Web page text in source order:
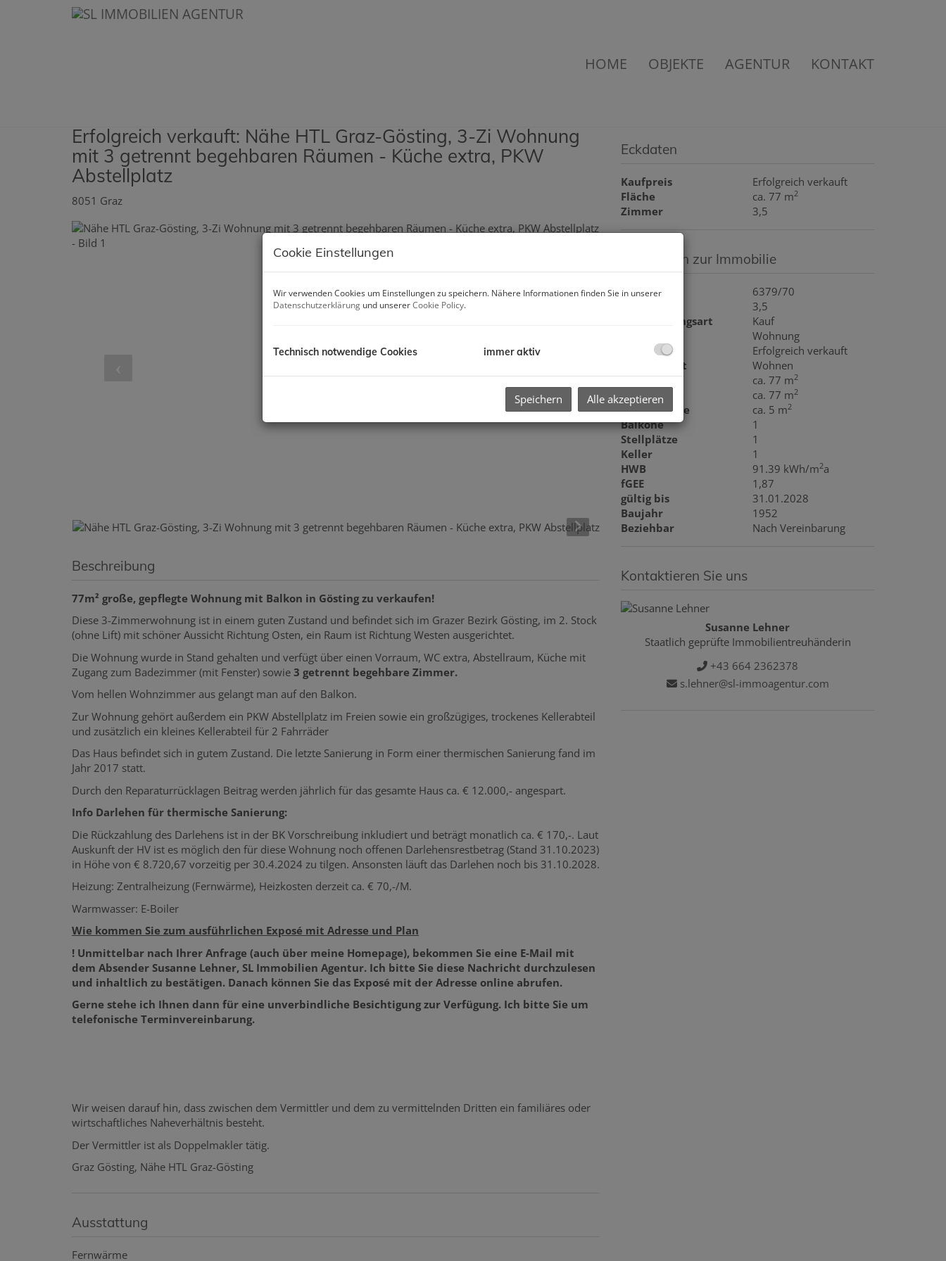
HOME OBJEKTE AGENTUR KONTAKT
Erfolgreich verkauft: Nähe HTL Graz-Gösting, 3-Zi Wohnung
mit 3 getrennt begehbaren Räumen - Küche extra, PKW
Abstellplatz
8051 Graz
Beschreibung
77m² große, gepflegte Wohnung mit Balkon in Gösting zu verkaufen!
Diese 3-Zimmerwohnung ist in einem guten Zustand und befindet sich im Grazer Bezirk Gösting, im 2. Stock
(ohne Lift) mit schöner Aussicht Richtung Osten, ein Raum ist Richtung Westen ausgerichtet.
Die Wohnung wurde in Stand gehalten und verfügt über einen Vorraum, WC extra, Abstellraum, Küche mit
Zugang zum Badezimmer (mit Fenster) sowie 3 getrennt begehbare Zimmer.
Vom hellen Wohnzimmer aus gelangt man auf den Balkon.
Zur Wohnung gehört außerdem ein PKW Abstellplatz im Freien sowie ein großzügiges, trockenes Kellerabteil
und zusätzlich ein kleines Kellerabteil für 2 Fahrräder
Das Haus befindet sich in gutem Zustand. Die letzte Sanierung in Form einer thermischen Sanierung fand im
Jahr 2017 statt.
Durch den Reparaturrücklagen Beitrag werden jährlich für das gesamte Haus ca. € 12.000,- angespart.
Info Darlehen für thermische Sanierung:
Die Rückzahlung des Darlehens ist in der BK Vorschreibung inkludiert und beträgt monatlich ca. € 170,-. Laut
Auskunft der HV ist es möglich den für diese Wohnung noch offenen Darlehensrestbetrag (Stand 31.10.2023)
in Höhe von € 8.720,67 vorzeitig per 30.4.2024 zu tilgen. Ansonsten läuft das Darlehen noch bis 31.10.2028.
Heizung: Zentralheizung (Fernwärme), Heizkosten derzeit ca. € 70,-/M.
Warmwasser: E-Boiler
Wie kommen Sie zum ausführlichen Exposé mit Adresse und Plan
! Unmittelbar nach Ihrer Anfrage (auch über meine Homepage), bekommen Sie eine E-Mail mit
dem Absender Susanne Lehner, SL Immobilien Agentur. Ich bitte Sie diese Nachricht durchzulesen
und inhaltlich zu bestätigen. Danach können Sie das Exposé mit der Adresse online abrufen.
Gerne stehe ich Ihnen dann für eine unverbindliche Besichtigung zur Verfügung. Ich bitte Sie um
telefonische Terminvereinbarung.
Wir weisen darauf hin, dass zwischen dem Vermittler und dem zu vermittelnden Dritten ein familiäres oder
wirtschaftliches Naheverhältnis besteht.
Der Vermittler ist als Doppelmakler tätig.
Graz Gösting, Nähe HTL Graz-Gösting
Ausstattung
Fernwärme
Eckdaten
Kaufpreis
Erfolgreich verkauft
Fläche
ca. 77 m2
Zimmer 3,5
Basisdaten zur Immobilie
Objektnr.
6379/70
3,5
Vermarktungsart
Kauf
Wohnung
Kaufpreis
Erfolgreich verkauft
Nutzungsart
Wohnen
Fläche
ca. 77 m2
Wohnfläche ca. 77 m2
Balkonfläche ca. 5 m2
Balkone
1
Stellplätze
1
Keller
1
HWB
91.39 kWh/m2a
fGEE
1,87
gültig bis
31.01.2028
Baujahr
1952
Beziehbar
Nach Vereinbarung
Kontaktieren Sie uns
Susanne Lehner
Staatlich geprüfte Immobilientreuhänderin
+43 664 2362378
s.lehner@sl-immoagentur.com
Cookie Einstellungen
Wir verwenden Cookies um Einstellungen zu speichern. Nähere Informationen finden Sie in unserer
Datenschutzerklärung und unsererCookie Policy.
Technisch notwendige Cookies immer aktiv
Speichern Alle akzeptieren